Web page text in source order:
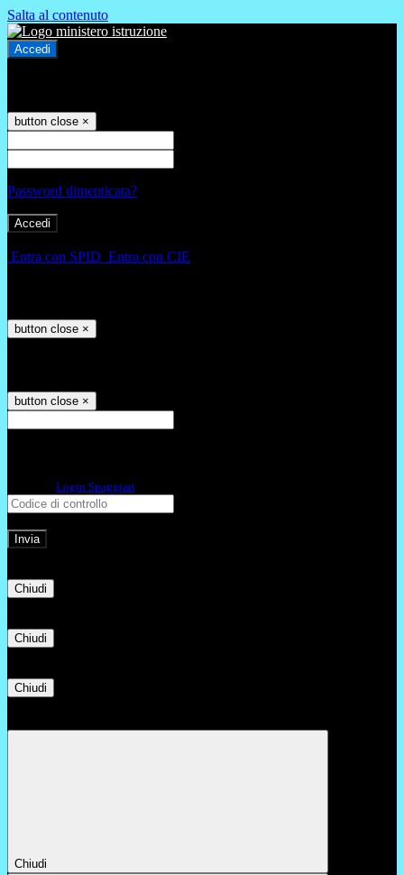
Salta al contenuto
Accedi
button close ×
Password dimenticata?
Entra con SPID Entra con CIE
button close ×
button close ×
Login Spaggiari
Chiudi
Chiudi
Chiudi
Chiudi